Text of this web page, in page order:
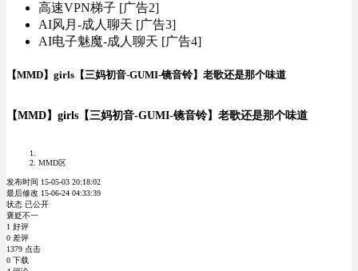
高速VPN梯子 [广告2]
AI风月-成人聊天 [广告3]
AI电子魅魔-成人聊天 [广告4]
【MMD】girls【三妈初音-GUMI-镜音铃】老歌还是那个味道
【MMD】girls【三妈初音-GUMI-镜音铃】老歌还是那个味道
MMD区
发布时间 15-05-03 20:18:02
最后修改 15-06-24 04:33:39
状态 已公开
褒贬不一
1 好评
0 差评
1379 点击
0 下载